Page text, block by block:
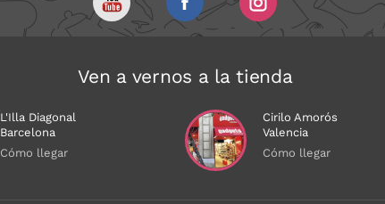
Ven a vernos a la tienda
L'Illa Diagonal
Barcelona
Cómo llegar
Cirilo Amorós
Valencia
Cómo llegar